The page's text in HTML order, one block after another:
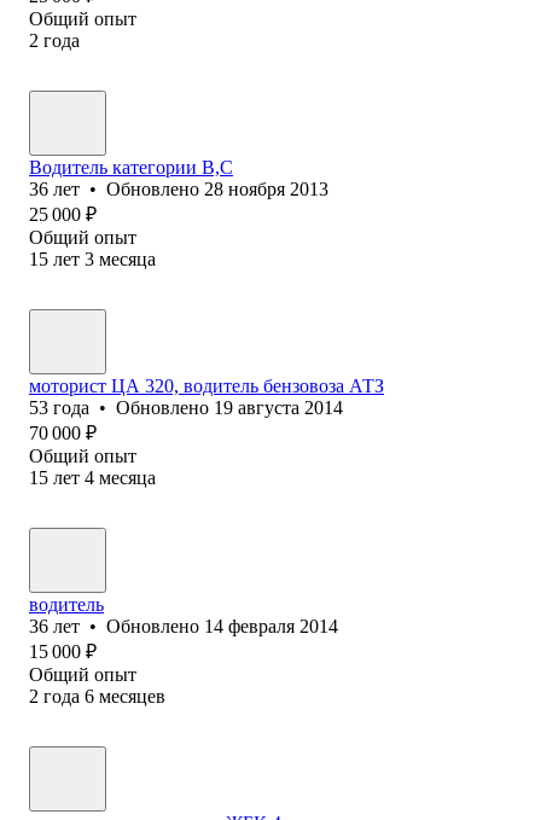
Общий опыт
2 года
Водитель категории В,С
36 лет • Обновлено 28 ноября 2013
25 000 ₽
Общий опыт
15 лет 3 месяца
моторист ЦА 320, водитель бензовоза АТЗ
53 года • Обновлено 19 августа 2014
70 000 ₽
Общий опыт
15 лет 4 месяца
водитель
36 лет • Обновлено 14 февраля 2014
15 000 ₽
Общий опыт
2 года 6 месяцев